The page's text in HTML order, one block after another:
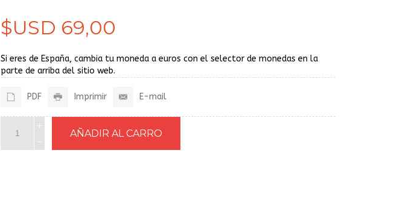
$USD 69,00
Si eres de España, cambia tu moneda a euros con el selector de monedas en la
parte de arriba del sitio web.
PDF Imprimir E-mail